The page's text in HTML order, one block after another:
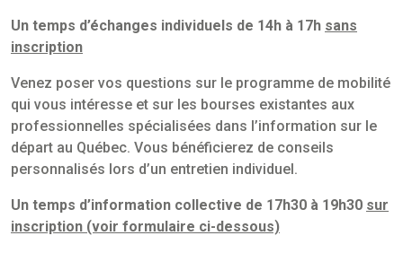
Un temps d’échanges individuels de 14h à 17h sans
inscription
Venez poser vos questions sur le programme de mobilité
qui vous intéresse et sur les bourses existantes aux
professionnelles spécialisées dans l’information sur le
départ au Québec. Vous bénéficierez de conseils
personnalisés lors d’un entretien individuel.
Un temps d’information collective de 17h30 à 19h30 sur
inscription (voir formulaire ci-dessous)